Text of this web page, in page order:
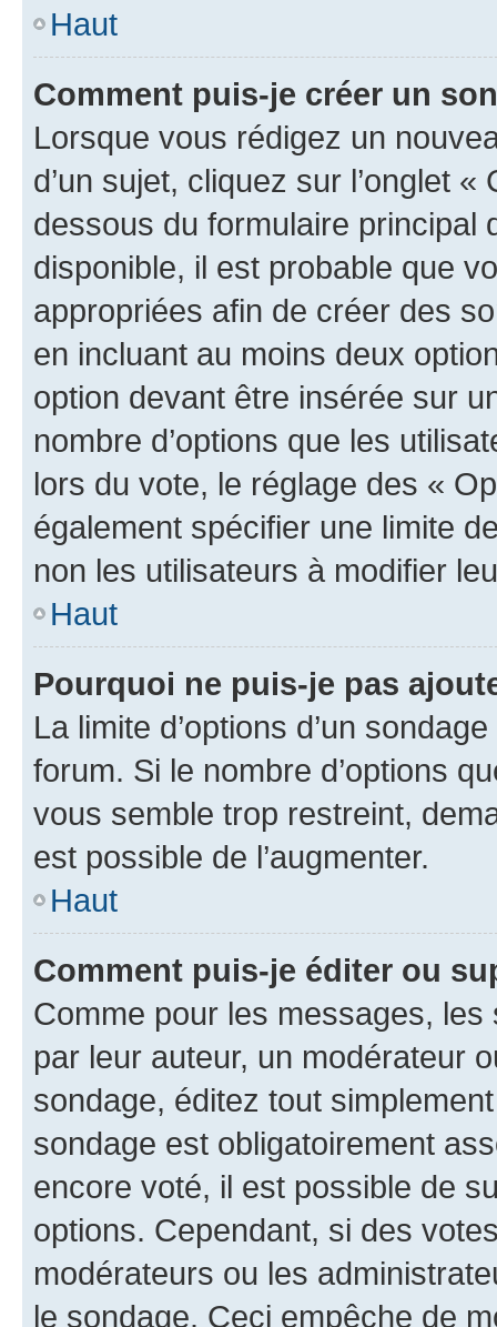
Haut
Comment puis-je créer un
Lorsque vous rédigez un
d’un sujet, cliquez sur l’onglet
dessous du formulaire principal
disponible, il est probable que
appropriées afin de créer des
en incluant au moins deux
option devant être insérée sur
nombre d’options que les
lors du vote, le réglage des «
également spécifier une limite
non les utilisateurs à modifier
Haut
Pourquoi ne puis-je pas
La limite d’options d’un
forum. Si le nombre d’options
vous semble trop restreint,
est possible de l’augmenter.
Haut
Comment puis-je éditer ou
Comme pour les messages,
par leur auteur, un modérateur
sondage, éditez tout
sondage est obligatoirement
encore voté, il est possible de
options. Cependant, si des
modérateurs ou les
le sondage. Ceci empêche de